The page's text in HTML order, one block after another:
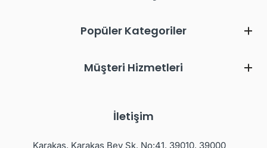
Popüler Kategoriler
Müşteri Hizmetleri
İletişim
Karakaş, Karakaş Bey Sk. No:41, 39010, 39000